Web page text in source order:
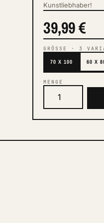
Kunstliebhaber!
39,99 €
GRÖSSE ·3
70 X 100 60 X
MENGE